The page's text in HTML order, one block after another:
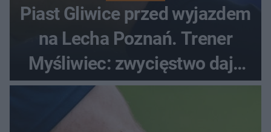
Piast Gliwice przed wyjazdem
na Lecha Poznań. Trener
Myśliwiec: zwycięstwo daje
satysfakcję